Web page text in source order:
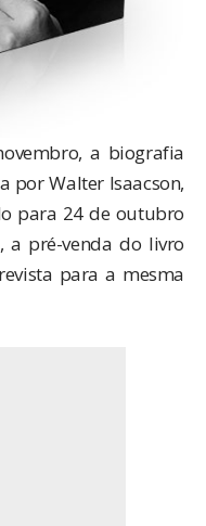
, a biografia
por Walter Isaacson,
para 24 de outubro
a pré-venda do livro
para a mesma